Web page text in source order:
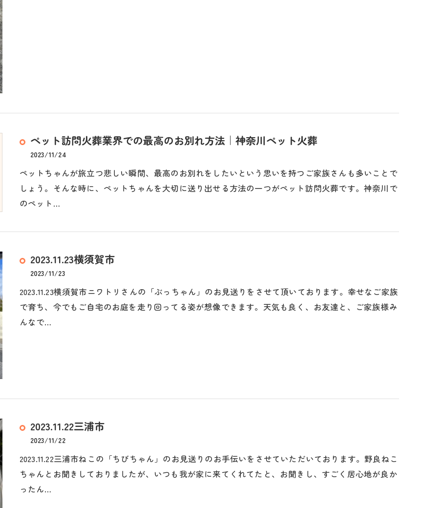
ペット訪問火葬業界での最高のお別れ方法｜神奈川ペット火葬
2023/11/24
ペットちゃんが旅立つ悲しい瞬間、最高のお別れをしたいという思いを持つご家族さんも多いことで
しょう。そんな時に、ペットちゃんを大切に送り出せる方法の一つがペット訪問火葬です。神奈川で
のペット…
2023.11.23横須賀市
2023/11/23
2023.11.23横須賀市ニワトリさんの「ぶっちゃん」のお見送りをさせて頂いております。幸せなご家族
で育ち、今でもご自宅のお庭を走り回ってる姿が想像できます。天気も良く、お友達と、ご家族様み
んなで…
2023.11.22三浦市
2023/11/22
2023.11.22三浦市ねこの「ちびちゃん」のお見送りのお手伝いをさせていただいております。野良ねこ
ちゃんとお聞きしておりましたが、いつも我が家に来てくれてたと、お聞きし、すごく居心地が良か
ったん…